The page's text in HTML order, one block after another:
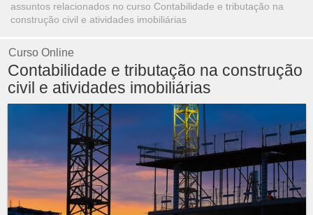
assuntos relacionados no curso Contabilidade e tributação na
construção civil e atividades imobiliárias
Curso Online
Contabilidade e tributação na construção
civil e atividades imobiliárias